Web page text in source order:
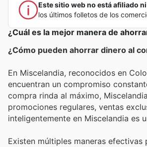
Este sitio web no está afiliado
los últimos folletos de los
¿Cuál es la mejor manera de
¿Cómo pueden ahorrar dinero al
En Miscelandia, reconocidos en
encuentran un compromiso
compra rinda al máximo,
promociones regulares, ventas
inteligentemente en Miscelandia es
Existen múltiples maneras